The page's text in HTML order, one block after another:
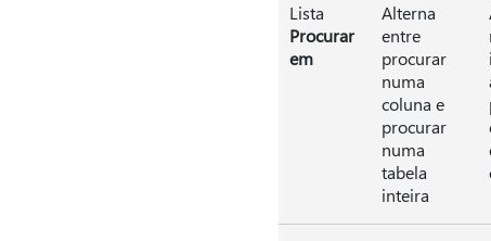
Lista
Procurar
em
Alterna
entre
procurar
numa
coluna e
procurar
numa
tabela
inteira